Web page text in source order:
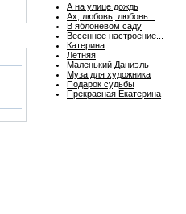
А на улице дождь
Ах, любовь, любовь...
В яблоневом саду
Весеннее настроение...
Катерина
Летняя
Маленький Даниэль
Муза для художника
Подарок судьбы
Прекрасная Екатерина